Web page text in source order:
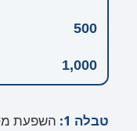
500
1,000
טבלה 1:
השפעת